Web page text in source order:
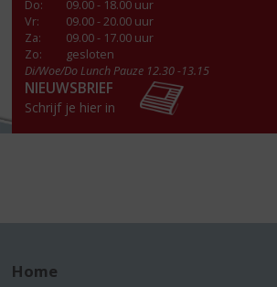
Do:
09.00 - 18.00 uur
Vr:
09.00 - 20.00 uur
Za:
09.00 - 17.00 uur
Zo:
gesloten
Di/Woe/Do Lunch Pauze 12.30 -13.15
NIEUWSBRIEF
Schrijf je hier in
Home